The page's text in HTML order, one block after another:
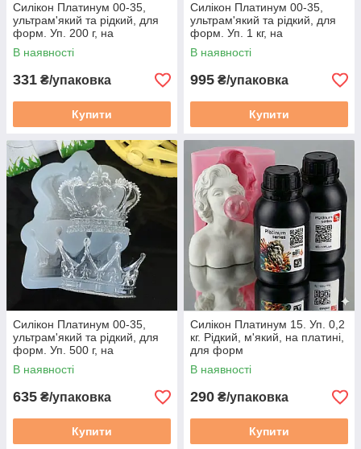
Силікон Платинум 00-35,
ультрам'який та рiдкий, для
форм. Уп. 200 г, на
платиновому каталізаторі
В наявності
331 ₴/упаковка
Купити
Силікон Платинум 00-35,
ультрам'який та рiдкий, для
форм. Уп. 1 кг, на
платиновому каталізаторі
В наявності
995 ₴/упаковка
Купити
Силікон Платинум 00-35,
ультрам'який та рiдкий, для
форм. Уп. 500 г, на
платиновому каталізаторі
В наявності
635 ₴/упаковка
Купити
Силікон Платинум 15. Уп. 0,2
кг. Рідкий, м'який, на платині,
для форм
В наявності
290 ₴/упаковка
Купити